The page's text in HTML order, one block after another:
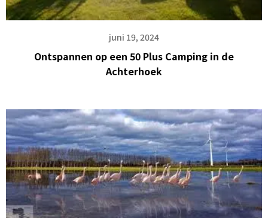
juni 19, 2024
Ontspannen op een 50 Plus Camping in de
Achterhoek